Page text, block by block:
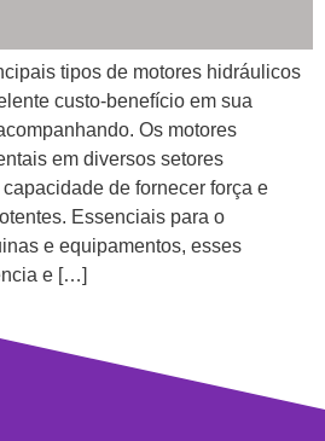
tipos de motores hidráulicos
custo-benefício em sua
Os motores
em diversos setores
de fornecer força e
Essenciais para o
e equipamentos, esses
e […]